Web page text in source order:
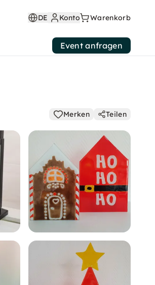
DE Konto Warenkorb
Event anfragen
Merken Teilen